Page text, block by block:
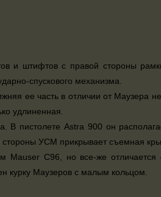
и штифтов с правой стороны
спускового механизма.
ее часть в отличии от Маузера
удлиненная.
В пистолете Astra 900 он
УСМ прикрывает съемная
Mauser C96, но все-же отличается
курку Маузеров с малым кольцом.